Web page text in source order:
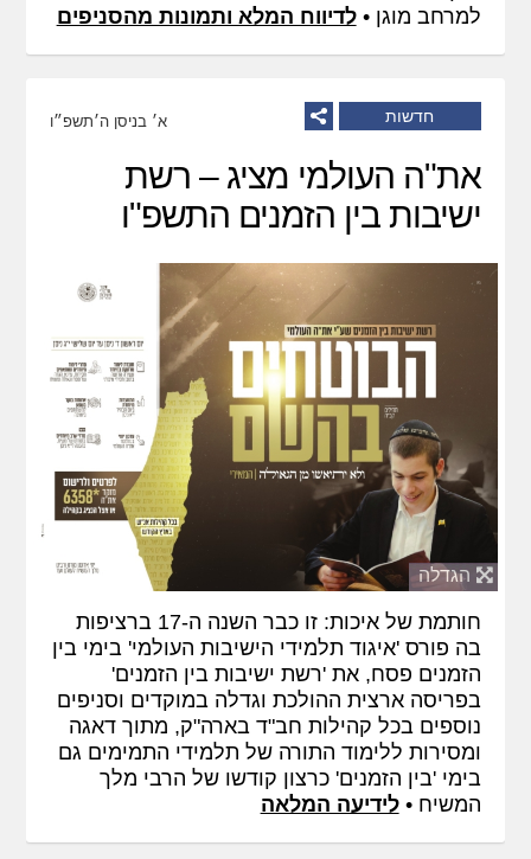
למרחב מוגן •לדיווח המלא ותמונות מהסניפים
חדשות א׳ בניסן ה׳תשפ״ו
את"ה העולמי מציג – רשת
ישיבות בין הזמנים התשפ"ו
הגדלה
חותמת של איכות: זו כבר השנה ה-17 ברציפות
בה פורס 'איגוד תלמידי הישיבות העולמי' בימי בין
הזמנים פסח, את 'רשת ישיבות בין הזמנים'
בפריסה ארצית ההולכת וגדלה במוקדים וסניפים
נוספים בכל קהילות חב"ד בארה"ק, מתוך דאגה
ומסירות ללימוד התורה של תלמידי התמימים גם
בימי 'בין הזמנים' כרצון קודשו של הרבי מלך
המשיח •לידיעה המלאה